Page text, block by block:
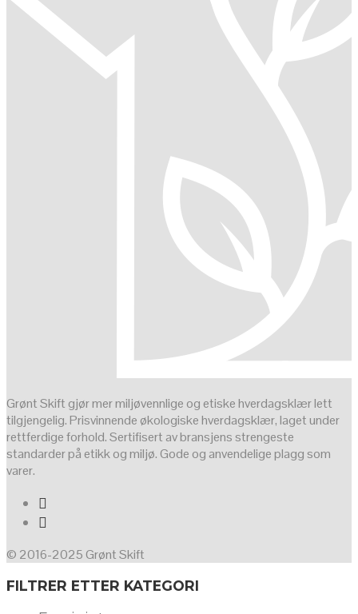
Grønt Skift gjør mer miljøvennlige og etiske hverdagsklær lett
tilgjengelig. Prisvinnende økologiske hverdagsklær, laget under
rettferdige forhold. Sertifisert av bransjens strengeste
standarder på etikk og miljø. Gode og anvendelige plagg som
varer.
© 2016-2025 Grønt Skift
FILTRER ETTER KATEGORI